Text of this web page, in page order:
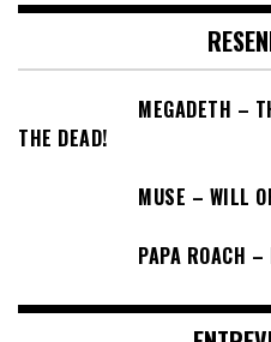
MEGADETH –
THE DEAD!
MUSE – WILL
PAPA ROACH –